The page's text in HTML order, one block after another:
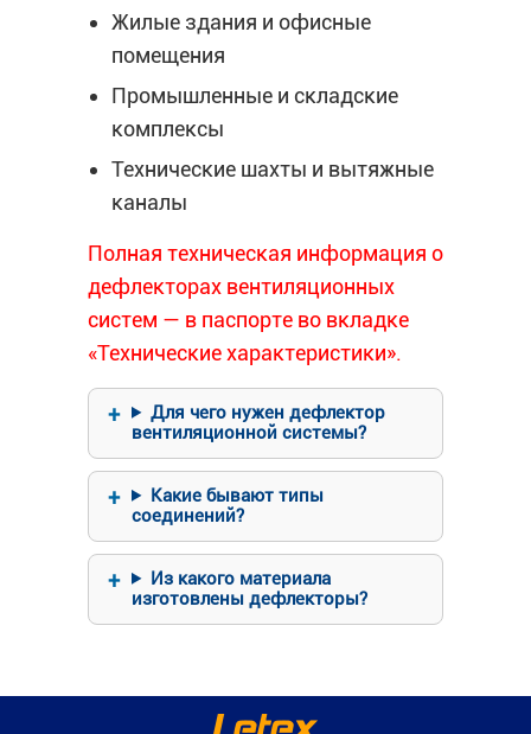
Жилые здания и офисные
помещения
Промышленные и складские
комплексы
Технические шахты и вытяжные
каналы
Полная техническая информация о
дефлекторах вентиляционных
систем — в паспорте во вкладке
«Технические характеристики».
Для чего нужен дефлектор
вентиляционной системы?
Какие бывают типы
соединений?
Из какого материала
изготовлены дефлекторы?